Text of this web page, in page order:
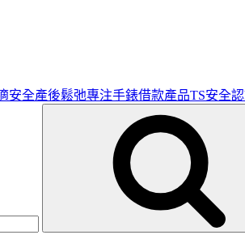
安全產後鬆弛專注手錶借款產品TS安全